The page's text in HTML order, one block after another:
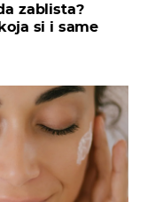
zablista?
si i same